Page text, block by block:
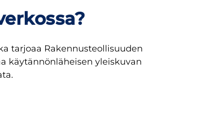
tarjoaa Rakennusteollisuuden
käytännönläheisen yleiskuvan